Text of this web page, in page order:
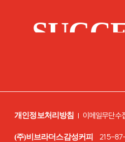
개인정보처리방침 | 이메일무단수
(주)비브라더스감성커피 215-